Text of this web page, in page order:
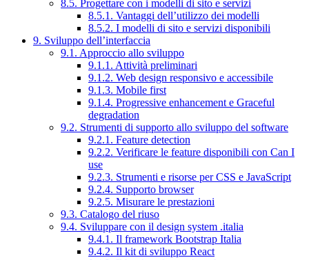
8.5. Progettare con i modelli di sito e servizi
8.5.1. Vantaggi dell’utilizzo dei modelli
8.5.2. I modelli di sito e servizi disponibili
9. Sviluppo dell’interfaccia
9.1. Approccio allo sviluppo
9.1.1. Attività preliminari
9.1.2. Web design responsivo e accessibile
9.1.3. Mobile first
9.1.4. Progressive enhancement e Graceful
degradation
9.2. Strumenti di supporto allo sviluppo del software
9.2.1. Feature detection
9.2.2. Verificare le feature disponibili con Can I
use
9.2.3. Strumenti e risorse per CSS e JavaScript
9.2.4. Supporto browser
9.2.5. Misurare le prestazioni
9.3. Catalogo del riuso
9.4. Sviluppare con il design system .italia
9.4.1. Il framework Bootstrap Italia
9.4.2. Il kit di sviluppo React